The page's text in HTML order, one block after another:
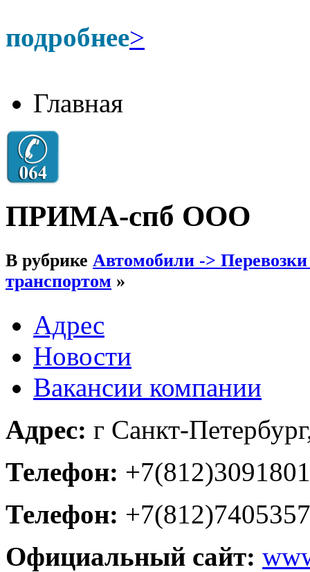
подробнее>
Главная
ПРИМА-спб ООО
В рубрике Автомобили ->
транспортом »
Адрес
Новости
Вакансии компании
Адрес: г Санкт-
Телефон: +7(812)3091801
Телефон: +7(812)7405357
Официальный сайт: